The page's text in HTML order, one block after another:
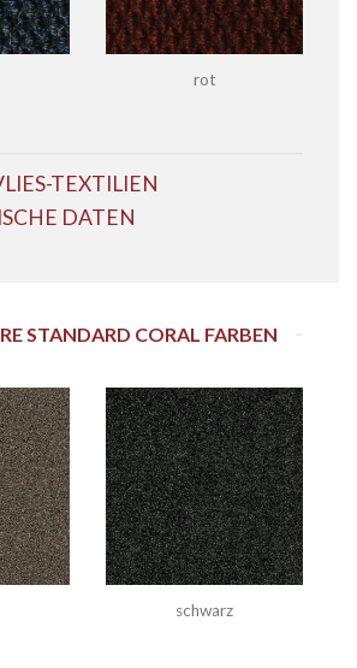
rot
TEXTILIEN
DATEN
STANDARD CORAL FARBEN
schwarz